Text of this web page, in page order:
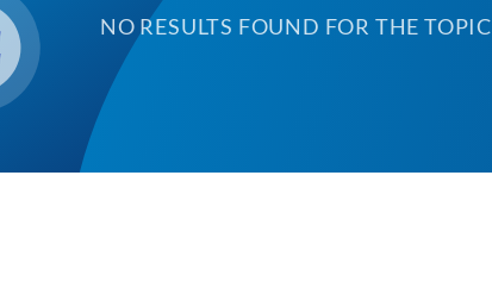
NO RESULTS FOUND FOR THE TOPIC